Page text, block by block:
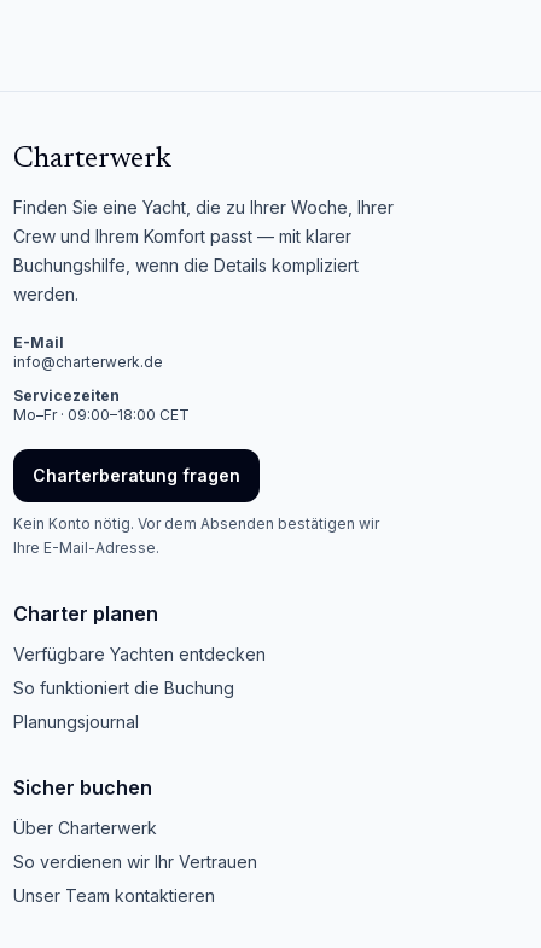
Charterwerk
Finden Sie eine Yacht, die zu Ihrer Woche, Ihrer
Crew und Ihrem Komfort passt — mit klarer
Buchungshilfe, wenn die Details kompliziert
werden.
E-Mail
info@charterwerk.de
Servicezeiten
Mo–Fr · 09:00–18:00 CET
Charterberatung fragen
Kein Konto nötig. Vor dem Absenden bestätigen wir
Ihre E-Mail-Adresse.
Charter planen
Verfügbare Yachten entdecken
So funktioniert die Buchung
Planungsjournal
Sicher buchen
Über Charterwerk
So verdienen wir Ihr Vertrauen
Unser Team kontaktieren